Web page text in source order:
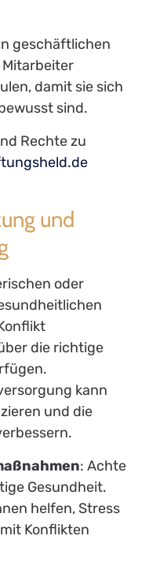
geschäftlichen
Mitarbeiter
damit sie sich
sind.
Rechte zu
und
oder
die richtige
kann
und die
: Achte
Gesundheit.
helfen, Stress
Konflikten